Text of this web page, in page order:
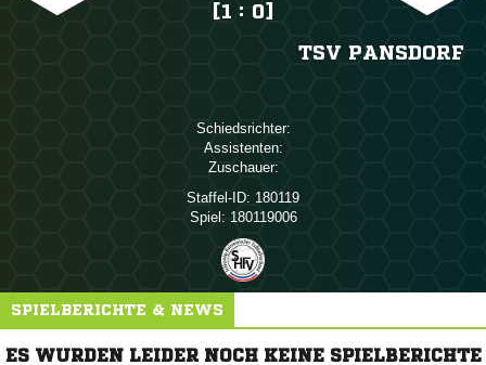
[1 : 0]
TSV PANSDORF
Schiedsrichter:
Assistenten:
Zuschauer:
Staffel-ID: 180119
Spiel: 180119006
SPIELBERICHTE & NEWS
ES WURDEN LEIDER NOCH KEINE SPIELBERICHTE